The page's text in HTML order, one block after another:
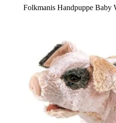
Folkmanis Handpuppe Baby